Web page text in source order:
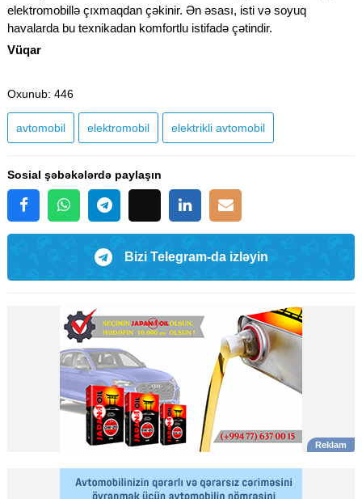
elektromobillə çıxmaqdan çəkinir. Ən əsası, isti və soyuq
havalarda bu texnikadan komfortlu istifadə çətindir.
Vüqar
Oxunub: 446
avtomobil elektromobil elektrikli avtomobil
Sosial şəbəkələrdə paylaşın
Bizi Telegram-da izləyin